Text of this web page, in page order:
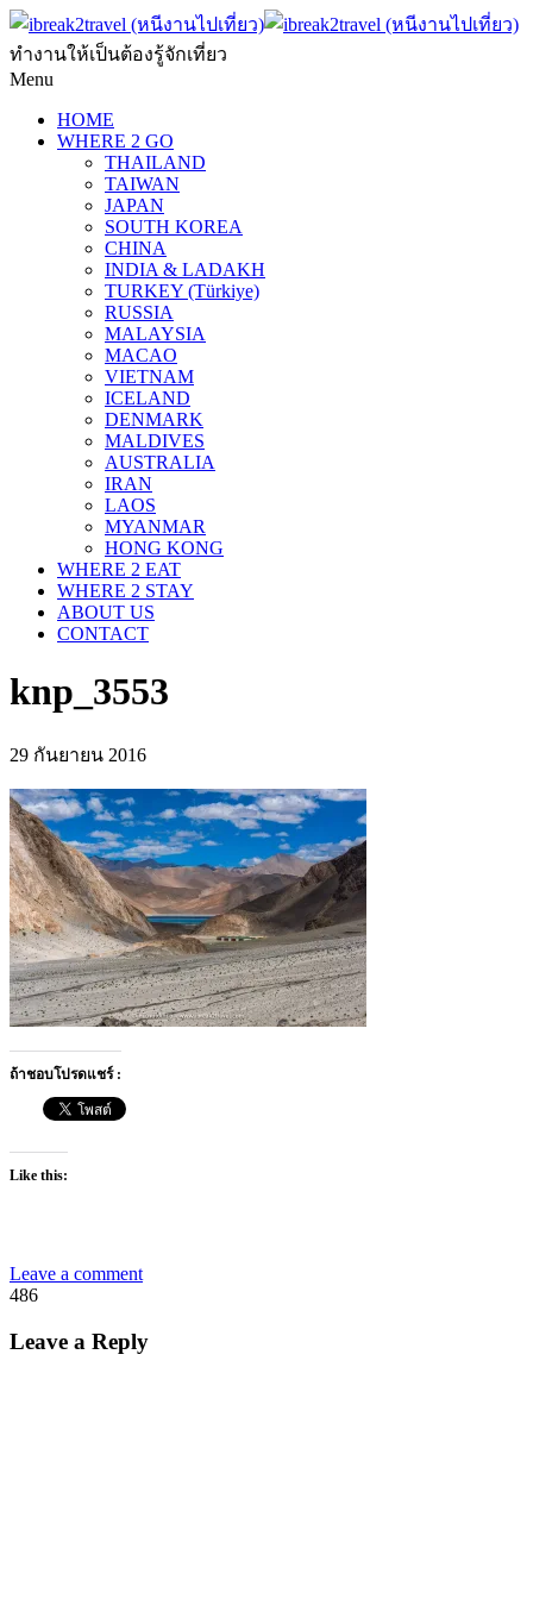
ทำงานให้เป็นต้องรู้จักเที่ยว
Menu
HOME
WHERE 2 GO
THAILAND
TAIWAN
JAPAN
SOUTH KOREA
CHINA
INDIA & LADAKH
TURKEY (Türkiye)
RUSSIA
MALAYSIA
MACAO
VIETNAM
ICELAND
DENMARK
MALDIVES
AUSTRALIA
IRAN
LAOS
MYANMAR
HONG KONG
WHERE 2 EAT
WHERE 2 STAY
ABOUT US
CONTACT
knp_3553
29 กันยายน 2016
ถ้าชอบโปรดแชร์ :
Like this:
Leave a comment
486
Leave a Reply